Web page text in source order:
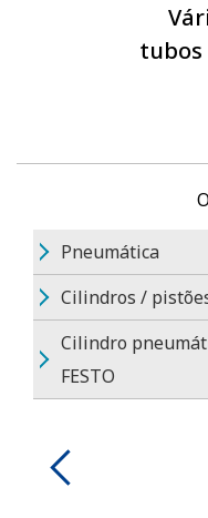
tubos
Pneumática
Cilindros /
Cilindro
FESTO